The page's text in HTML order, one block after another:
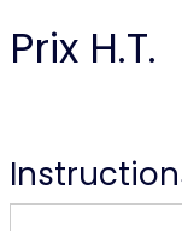
Prix H.T.